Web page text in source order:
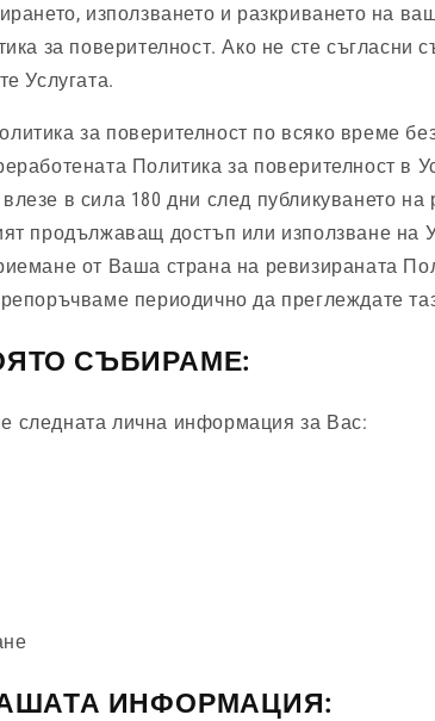
използването и разкриването на
за поверителност. Ако не сте съгласни
Услугата.
за поверителност по всяко време
Политика за поверителност в
в сила 180 дни след публикуването на
продължаващ достъп или използване на
от Ваша страна на ревизираната
периодично да преглеждате
СЪБИРАМЕ:
следната лична информация за Вас:
ИНФОРМАЦИЯ: